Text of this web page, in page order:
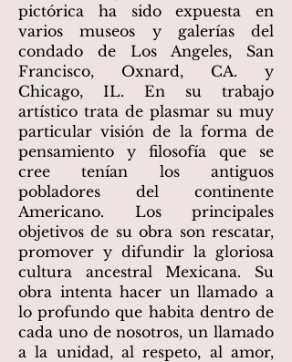
pictórica ha sido expuesta en
varios museos y galerías del
condado de Los Angeles, San
Francisco, Oxnard, CA. y
Chicago, IL. En su trabajo
artístico trata de plasmar su muy
particular visión de la forma de
pensamiento y filosofía que se
cree tenían los antiguos
pobladores del continente
Americano. Los principales
objetivos de su obra son rescatar,
promover y difundir la gloriosa
cultura ancestral Mexicana. Su
obra intenta hacer un llamado a
lo profundo que habita dentro de
cada uno de nosotros, un llamado
a la unidad, al respeto, al amor,